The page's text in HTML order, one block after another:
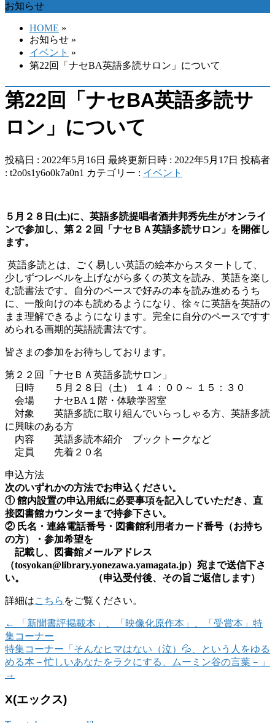
お知らせ
HOME »
お知らせ »
イベント »
第22回「ナセBA英語多読サロン」について
第22回「ナセBA英語多読サ
ロン」について
投稿日 : 2022年5月16日 最終更新日時 : 2022年5月17日 投稿者
: t2o0s1y6o0k7a0n1 カテゴリー : イベント
５月２８日(土)に、英語多読提唱者酒井邦秀先生がオンライ
ンで参加し、第２２回「ナセＢＡ英語多読サロン」を開催し
ます。
英語多読とは、ごく易しい英語の絵本からスタートして、
少しずつレベルを上げながら多くの英文を読み、英語を楽し
む読書法です。自分のペースで好みの本を読み進めるうち
に、一般向けの本も読めるようになり、徐々に英語を英語の
まま理解できるようになります。完全に自分のペースですす
められる画期的英語読書法です。
皆さまの参加をお待ちしております。
第２２回「ナセＢＡ英語多読サロン」
日時 ５月２８日（土） １４：００～ １５：３０
会場 ナセBA１階・体験学習室
対象 英語多読に取り組んでいらっしゃる方、英語多読
に興味のある方
内容 英語多読本紹介 ブックトークなど
定員 先着２０名
申込方法
次のいずれかの方法でお申込ください。
① 館内設置の申込用紙に必要事項を記入していただき、直
接図書館カウンターまで持参下さい。
② 氏名・連絡電話番号・図書館利用者カード番号（お持ち
の方）・参加希望を
記載し、図書館メールアドレス
（tosyokan@library.yonezawa.yamagata.jp）宛まで送信下さ
い。
（申込受付後、その旨ご返信します）
詳細はこちら をご覧ください。
←
「新聞書評掲載本」、「映像化原作本」、「受賞本」特
集コーナー
特集コーナー「そんなヒマはない（泣）💦、という人をゆる
める本－忙しいあなたをラクにする、ムーミン谷の言葉－」
→
X(エックス)